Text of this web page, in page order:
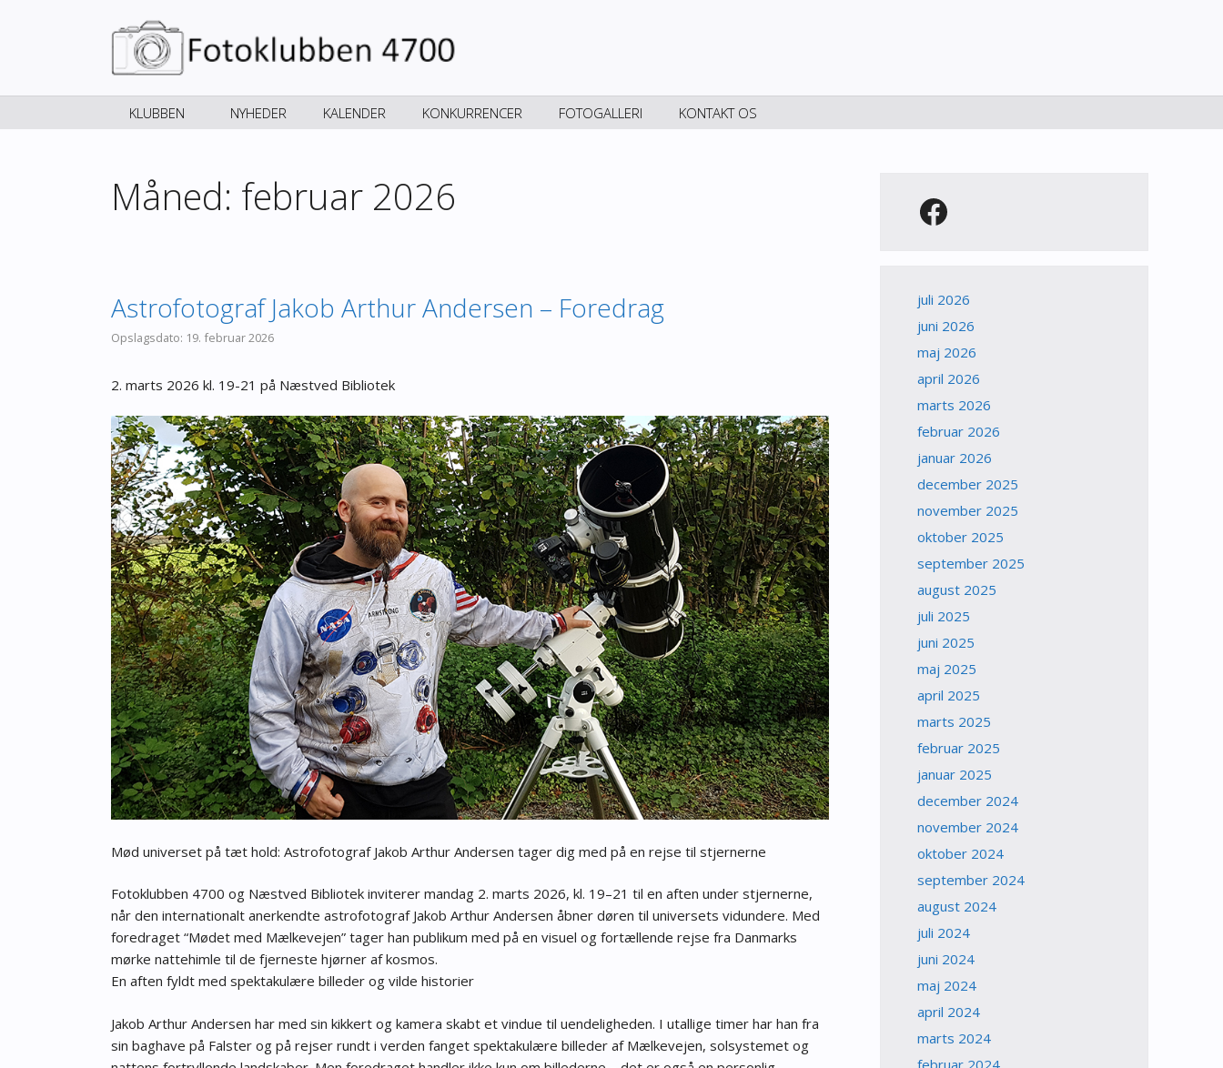
KLUBBEN NYHEDER KALENDER KONKURRENCER FOTOGALLERI KONTAKT OS
Måned: februar 2026
Astrofotograf Jakob Arthur Andersen – Foredrag
19. februar 2026
2. marts 2026 kl. 19-21 på Næstved Bibliotek
Mød universet på tæt hold: Astrofotograf Jakob Arthur Andersen tager dig med på en rejse til stjernerne
Fotoklubben 4700 og Næstved Bibliotek inviterer mandag 2. marts 2026, kl. 19–21 til en aften under stjernerne,
når den internationalt anerkendte astrofotograf Jakob Arthur Andersen åbner døren til universets vidundere. Med
foredraget “Mødet med Mælkevejen” tager han publikum med på en visuel og fortællende rejse fra Danmarks
mørke nattehimle til de fjerneste hjørner af kosmos.
En aften fyldt med spektakulære billeder og vilde historier
Jakob Arthur Andersen har med sin kikkert og kamera skabt et vindue til uendeligheden. I utallige timer har han fra
sin baghave på Falster og på rejser rundt i verden fanget spektakulære billeder af Mælkevejen, solsystemet og
Facebook
juli 2026
juni 2026
maj 2026
april 2026
marts 2026
februar 2026
januar 2026
december 2025
november 2025
oktober 2025
september 2025
august 2025
juli 2025
juni 2025
maj 2025
april 2025
marts 2025
februar 2025
januar 2025
december 2024
november 2024
oktober 2024
september 2024
august 2024
juli 2024
juni 2024
maj 2024
april 2024
marts 2024